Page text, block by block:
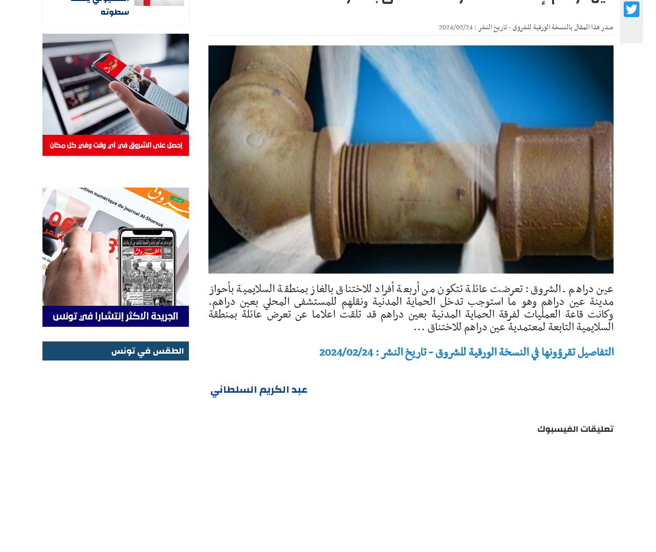
صدر هذا المقال بالنسخة الورقية للشروق - تاريخ النشر : 2024/02/24
عين دراهم ـ الشروق: تعرضت عائلة تتكون من أربعة أفراد للاختناق بالغاز بمنطقة السلايمية بأحواز
مدينة عين دراهم وهو ما استوجب تدخل الحماية المدنية ونقلهم للمستشفى المحلي بعين دراهم.
وكانت قاعة العمليات لفرقة الحماية المدنية بعين دراهم قد تلقت اعلاما عن تعرض عائلة بمنطقة
السلايمية التابعة لمعتمدية عين دراهم للاختناق ...
التفاصيل تقرؤونها في النسخة الورقية للشروق - تاريخ النشر : 2024/02/24
عبد الكريم السلطاني
Twitter
تعليقات الفيسبوك
سطوته
الطقس في تونس